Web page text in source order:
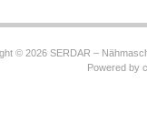
© 2026 SERDAR –
Powered by